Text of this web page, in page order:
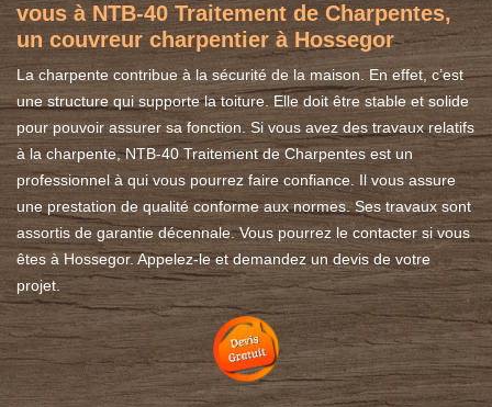
vous à NTB-40 Traitement de Charpentes,
un couvreur charpentier à Hossegor
La charpente contribue à la sécurité de la maison. En effet, c’est
une structure qui supporte la toiture. Elle doit être stable et solide
pour pouvoir assurer sa fonction. Si vous avez des travaux relatifs
à la charpente, NTB-40 Traitement de Charpentes est un
professionnel à qui vous pourrez faire confiance. Il vous assure
une prestation de qualité conforme aux normes. Ses travaux sont
assortis de garantie décennale. Vous pourrez le contacter si vous
êtes à Hossegor. Appelez-le et demandez un devis de votre
projet.